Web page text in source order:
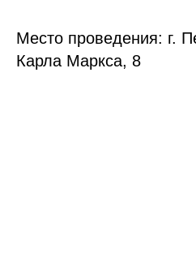
Место проведения: г.
Карла Маркса, 8